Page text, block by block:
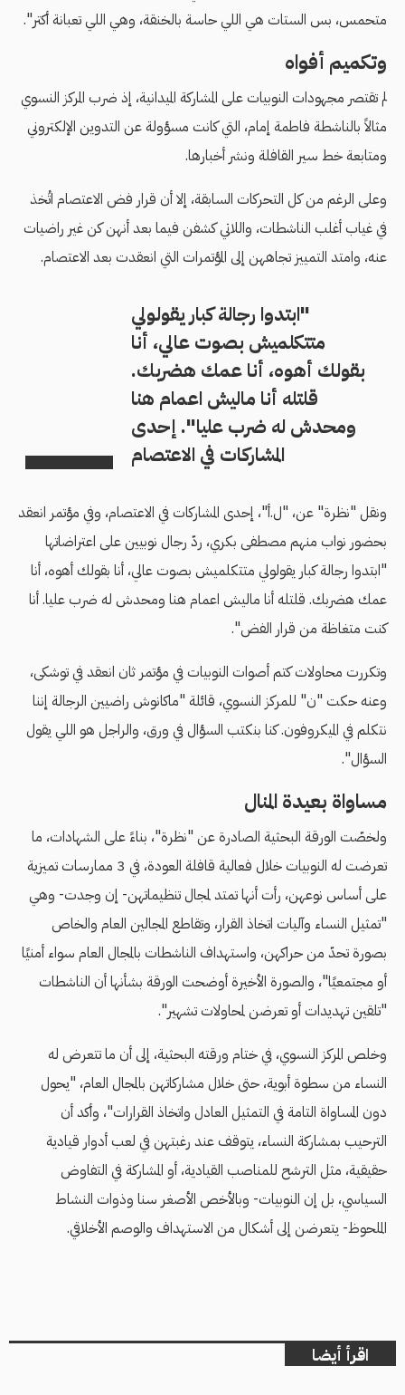
متحمس، بس الستات هي اللي حاسة بالخنقة، وهي اللي تعبانة أكتر".
وتكميم أفواه
لم تقتصر مجهودات النوبيات على المشاركة الميدانية، إذ ضرب المركز النسوي
مثالاً بالناشطة فاطمة إمام، التي كانت مسؤولة عن التدوین الإلكتروني
ومتابعة خط سیر القافلة ونشر أخبارها.
وعلى الرغم من كل التحركات السابقة، إلا أن قرار فض الاعتصام اتُخذ
في غياب أغلب الناشطات، واللاتي كشفن فيما بعد أنهن كن غير راضيات
عنه، وامتد التمييز تجاههن إلى المؤتمرات التي انعقدت بعد الاعتصام.
"ابتدوا رجالة كبار یقولولي
متتكلمیش بصوت عالي، أنا
بقولك أهوه، أنا عمك هضربك.
قلتله أنا مالیش اعمام هنا
ومحدش له ضرب علیا". إحدى
المشاركات في الاعتصام
ونقل "نظرة" عن، "ل.أ"، إحدى المشاركات في الاعتصام، وفي مؤتمر انعقد
بحضور نواب منهم مصطفى بكري، ردّ رجال نوبيين على اعتراضاتها
"ابتدوا رجالة كبار یقولولي متتكلمیش بصوت عالي، أنا بقولك أهوه، أنا
عمك هضربك. قلتله أنا مالیش اعمام هنا ومحدش له ضرب علیا. أنا
كنت متغاظة من قرار الفض".
وتكررت محاولات كتم أصوات النوبيات في مؤتمر ثان انعقد في توشكى،
وعنه حكت "ن" للمركز النسوي، قائلة "ماكانوش راضیین الرجالة إننا
نتكلم في المیكروفون. كنا بنكتب السؤال في ورق، والراجل هو اللي یقول
السؤال".
مساواة بعيدة المنال
ولخصّت الورقة البحثية الصادرة عن "نظرة"، بناءً على الشهادات، ما
تعرضت له النوبيات خلال فعالية قافلة العودة، في 3 ممارسات تميزية
على أساس نوعهن، رأت أنها تمتد لمجال تنظيماتهن- إن وجدت- وهي
"تمثيل النساء وآليات اتخاذ القرار، وتقاطع المجالين العام والخاص
بصورة تحدّ من حراكهن، واستهداف الناشطات بالمجال العام سواء أمنيًا
أو مجتمعيًا"، والصورة الأخيرة أوضحت الورقة بشأنها أن الناشطات
"تلقين تهدیدات أو تعرضن لمحاولات تشهیر".
وخلص المركز النسوي، في ختام ورقته البحثية، إلى أن ما تتعرض له
النساء من سطوة أبوية، حتى خلال مشاركاتهن بالمجال العام، "يحول
دون المساواة التامة في التمثیل العادل واتخاذ القرارات"، وأكد أن
الترحیب بمشاركة النساء، یتوقف عند رغبتهن في لعب أدوار قیادیة
حقیقیة، مثل الترشح للمناصب القیادیة، أو المشاركة في التفاوض
السیاسي، بل إن النوبیات- وبالأخص الأصغر سنا وذوات النشاط
الملحوظ- يتعرضن إلى أشكال من الاستهداف والوصم الأخلاقي.
اقرأ أيضا